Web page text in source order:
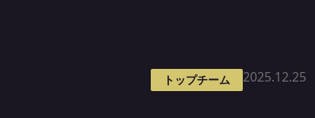
トップチーム 2025.12.25